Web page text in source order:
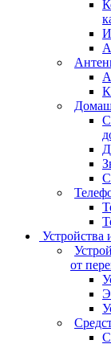
Устройства
от